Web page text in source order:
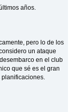
años.
pero lo de los
un ataque
en el club
que sé es el gran
planificaciones.